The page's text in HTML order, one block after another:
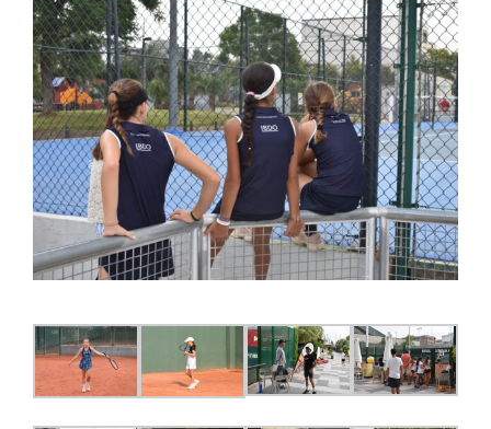
Ver
imagen
más
grande